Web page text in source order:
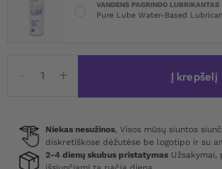
VANDENS PAGRINDO LUBRIKANTAS
Pure Lube Water-Based
kiekis:
Ball
Stretcher
With
Į krepšelį
Niekas nesužinos, Visos mūsų siuntos
diskretiškose dėžutėse be logotipo ir su
2-4 dienų skubus pristatymas Užsakymai,